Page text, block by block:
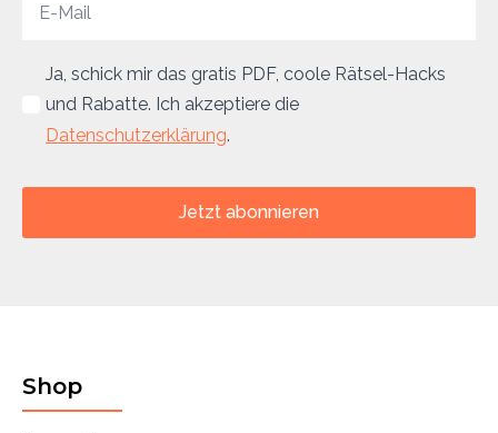
Ja, schick mir das gratis PDF, coole Rätsel-Hacks
und Rabatte. Ich akzeptiere die
Datenschutzerklärung.
Jetzt abonnieren
Shop